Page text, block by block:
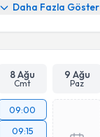
Daha Fazla Göster
8 Ağu
Cmt
9 Ağu
Paz
09:00
09:15